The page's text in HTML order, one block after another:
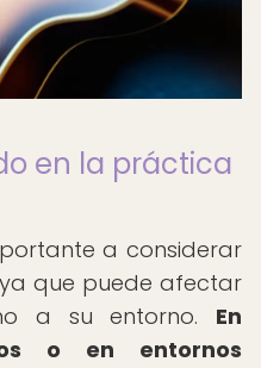
en la práctica
a considerar
que puede afectar
a su entorno. En
o en entornos